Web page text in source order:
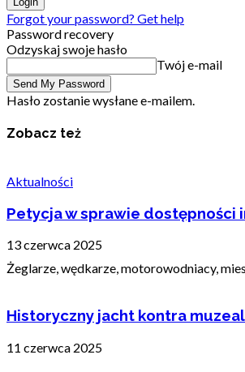
Forgot your password? Get help
Password recovery
Odzyskaj swoje hasło
Twój e-mail
Hasło zostanie wysłane e-mailem.
Zobacz też
Aktualności
Petycja w sprawie dostępności
13 czerwca 2025
Żeglarze, wędkarze, motorowodniacy,
Historyczny jacht kontra
11 czerwca 2025